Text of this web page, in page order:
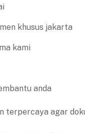
khusus jakarta
kami
anda
terpercaya agar